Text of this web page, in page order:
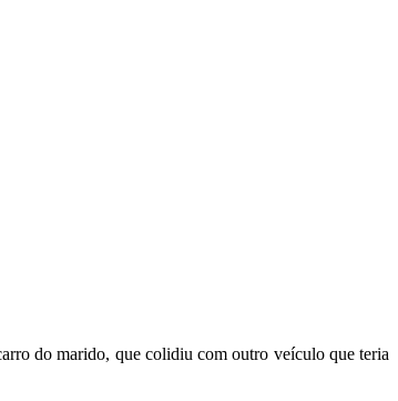
do marido, que colidiu com outro veículo que teria